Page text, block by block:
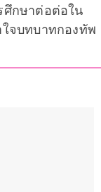
ศึกษาต่อต่อใน
จบทบาทกองทัพ